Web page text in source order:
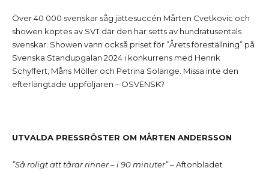
Över 40 000 svenskar såg jättesuccén Mårten Cvetkovic och
showen köptes av SVT där den har setts av hundratusentals
svenskar. Showen vann också priset för ”Årets föreställning” på
Svenska Standupgalan 2024 i konkurrens med Henrik
Schyffert, Måns Möller och Petrina Solange. Missa inte den
efterlängtade uppföljaren – OSVENSK?
UTVALDA PRESSRÖSTER OM MÅRTEN ANDERSSON
”Så roligt att tårar rinner – i 90 minuter”–Aftonbladet